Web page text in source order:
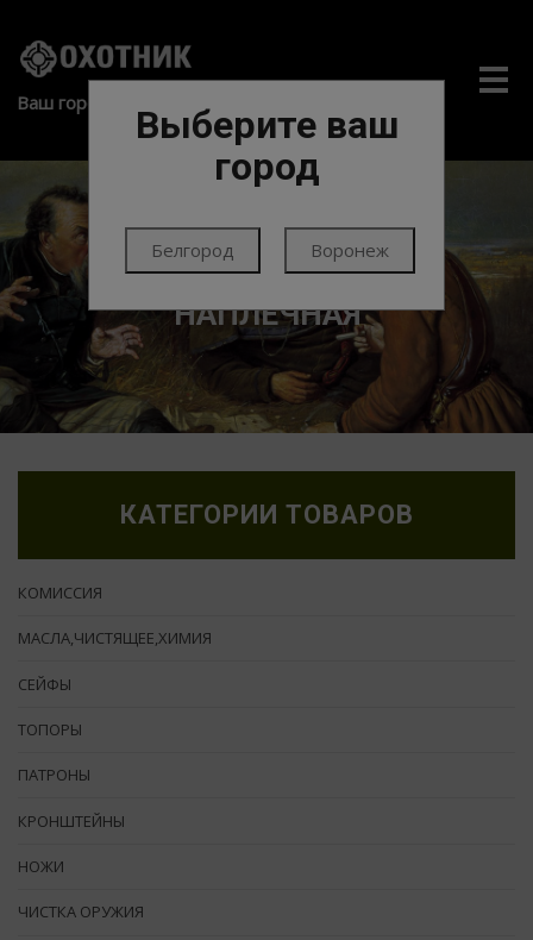
Ваш город:
Выберите ваш
город
Белгород Воронеж
ГЛАВНАЯ ЭКИПИРОВКА КОБУРЫ
НАПЛЕЧНАЯ
КАТЕГОРИИ ТОВАРОВ
КОМИССИЯ
МАСЛА,ЧИСТЯЩЕЕ,ХИМИЯ
СЕЙФЫ
ТОПОРЫ
ПАТРОНЫ
КРОНШТЕЙНЫ
НОЖИ
ЧИСТКА ОРУЖИЯ